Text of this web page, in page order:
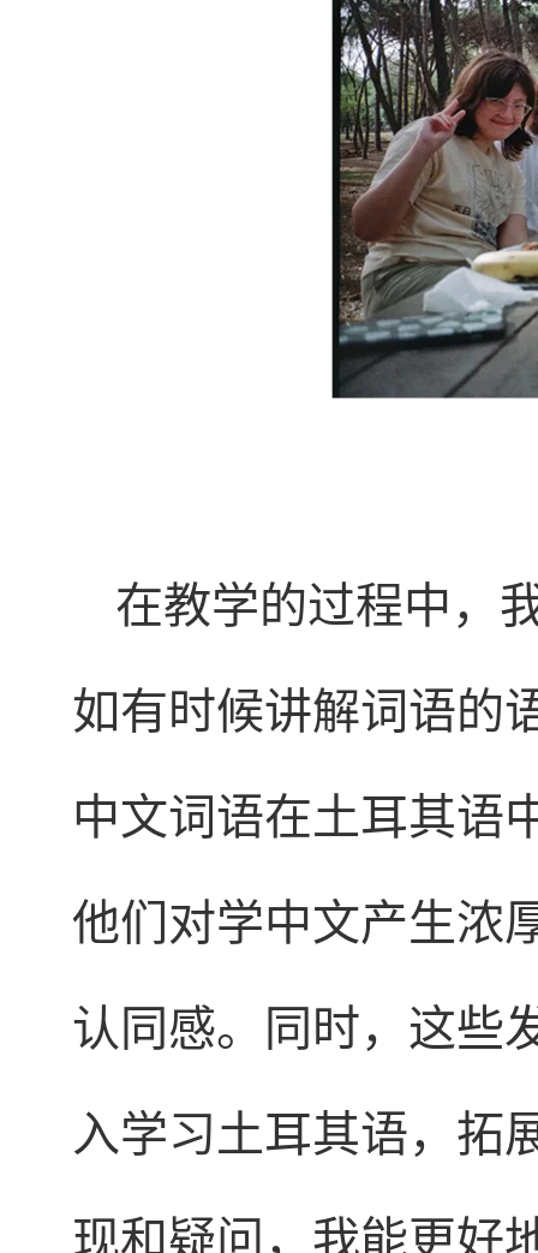
在教学的过程中，
如有时候讲解词语的
中文词语在土耳其语
他们对学中文产生浓
认同感。同时，这些
入学习土耳其语，拓
现和疑问，我能更好